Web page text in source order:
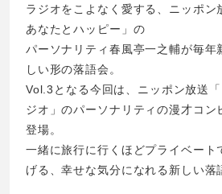
ラジオをこよなく愛する、ニッポン
あなたとハッピー」の
パーソナリティ春風亭一之輔が毎年
しい形の落語会。
Vol.3となる今回は、ニッポン放送
ジオ」のパーソナリティの漫才コン
登場。
一緒に旅行に行くほどプライベート
げる、幸せな気分になれる新しい落